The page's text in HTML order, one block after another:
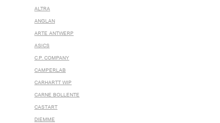
ALTRA
ANGLAN
ARTE ANTWERP
ASICS
C.P. COMPANY
CAMPERLAB
CARHARTT WIP
CARNE BOLLENTE
CASTART
DIEMME